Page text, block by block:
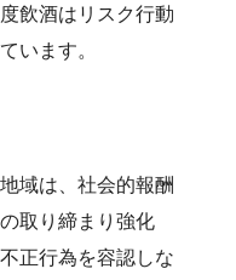
飲酒はリスク行動
います。
域は、社会的報酬
取り締まり強化
正行為を容認しな